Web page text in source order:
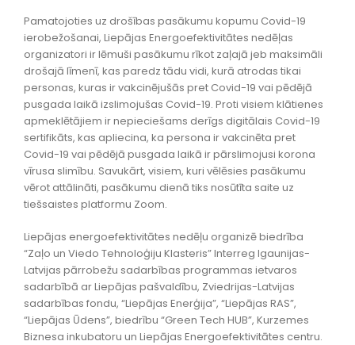
Pamatojoties uz drošības pasākumu kopumu Covid-19
ierobežošanai, Liepājas Energoefektivitātes nedēļas
organizatori ir lēmuši pasākumu rīkot zaļajā jeb maksimāli
drošajā līmenī, kas paredz tādu vidi, kurā atrodas tikai
personas, kuras ir vakcinējušās pret Covid-19 vai pēdējā
pusgada laikā izslimojušas Covid-19. Proti visiem klātienes
apmeklētājiem ir nepieciešams derīgs digitālais Covid-19
sertifikāts, kas apliecina, ka persona ir vakcinēta pret
Covid-19 vai pēdējā pusgada laikā ir pārslimojusi korona
vīrusa slimību. Savukārt, visiem, kuri vēlēsies pasākumu
vērot attālināti, pasākumu dienā tiks nosūtīta saite uz
tiešsaistes platformu Zoom.
Liepājas energoefektivitātes nedēļu organizē biedrība
“Zaļo un Viedo Tehnoloģiju Klasteris” Interreg Igaunijas-
Latvijas pārrobežu sadarbības programmas ietvaros
sadarbībā ar Liepājas pašvaldību, Zviedrijas-Latvijas
sadarbības fondu, “Liepājas Enerģija”, “Liepājas RAS”,
“Liepājas Ūdens”, biedrību “Green Tech HUB”, Kurzemes
Biznesa inkubatoru un Liepājas Energoefektivitātes centru.